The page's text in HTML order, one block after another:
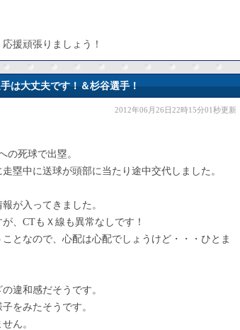
援頑張りましょう！
は大丈夫です！＆杉谷選手！
2012年06月26日22時15分01秒更新
の死球で出塁。
塁中に送球が頭部に当たり途中交代しました。
が入ってきました。
、CTもＸ線も異常なしです！
となので、心配は心配でしょうけど・・・ひとま
違和感だそうです。
をみたそうです。
ん。